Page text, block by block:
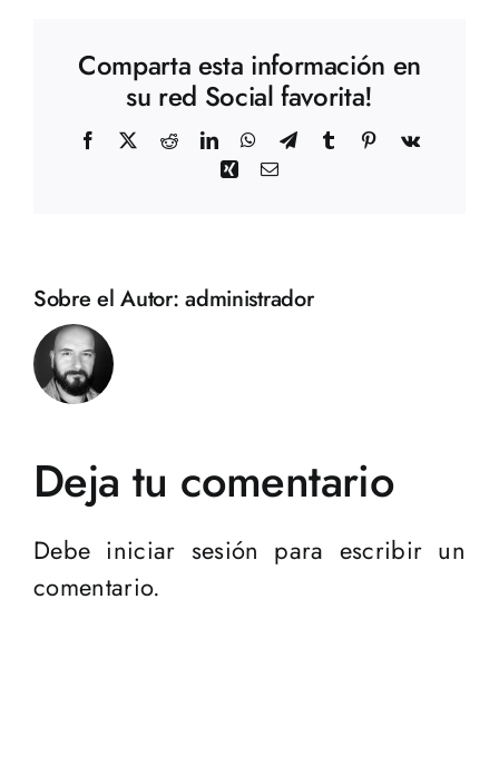
Comparta esta información en
su red Social favorita!
Facebook RedditLinkedInWhatsApp
TelegramTumblr Pinterest
Vk
XingCorreo
Sobre el Autor:administrador
Deja tu comentario
Debe iniciar sesión para escribir un
comentario.